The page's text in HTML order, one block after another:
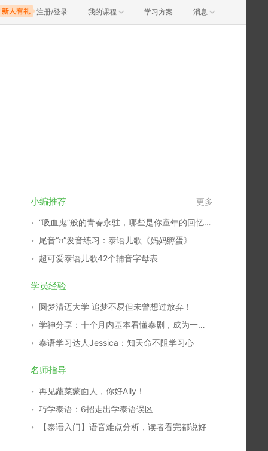
注册/登录 我的课程 学习方案 消息
小编推荐 更多
“吸血鬼”般的青春永驻，哪些是你童年的回忆？谁又俘获了你的心？
尾音“ก”发音练习：泰语儿歌《妈妈孵蛋》
超可爱泰语儿歌42个辅音字母表
学员经验
圆梦清迈大学 追梦不易但未曾想过放弃！
学神分享：十个月内基本看懂泰剧，成为一名泰剧翻译，我是这么学习的！
泰语学习达人Jessica：知天命不阻学习心
名师指导
再见蔬菜蒙面人，你好Ally！
巧学泰语：6招走出学泰语误区
【泰语入门】语音难点分析，读者看完都说好